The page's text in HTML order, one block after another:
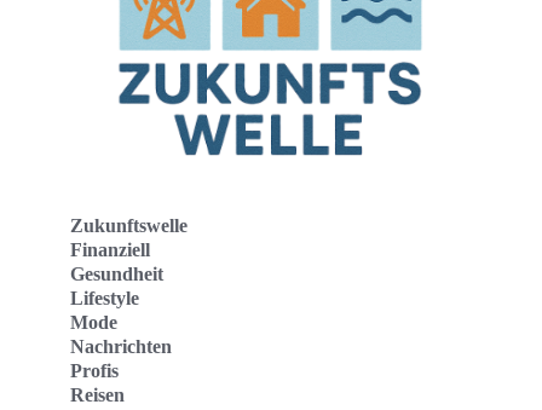
Zukunftswelle
Finanziell
Gesundheit
Lifestyle
Mode
Nachrichten
Profis
Reisen